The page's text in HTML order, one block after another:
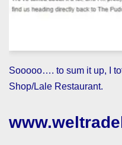
Sooooo…. to sum it up, I
Shop/Lale Restaurant.